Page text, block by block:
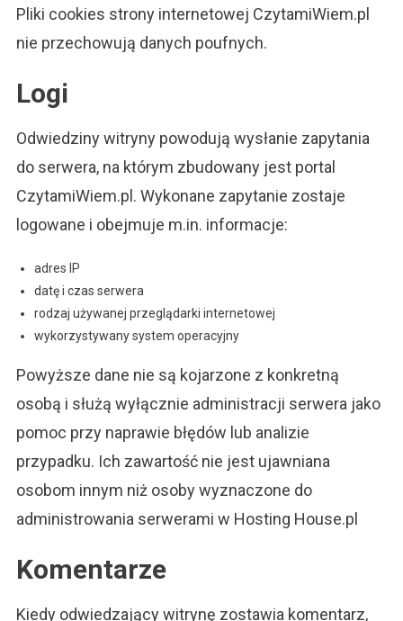
Pliki cookies strony internetowej CzytamiWiem.pl
nie przechowują danych poufnych.
Logi
Odwiedziny witryny powodują wysłanie zapytania
do serwera, na którym zbudowany jest portal
CzytamiWiem.pl. Wykonane zapytanie zostaje
logowane i obejmuje m.in. informacje:
adres IP
datę i czas serwera
rodzaj używanej przeglądarki internetowej
wykorzystywany system operacyjny
Powyższe dane nie są kojarzone z konkretną
osobą i służą wyłącznie administracji serwera jako
pomoc przy naprawie błędów lub analizie
przypadku. Ich zawartość nie jest ujawniana
osobom innym niż osoby wyznaczone do
administrowania serwerami w Hosting House.pl
Komentarze
Kiedy odwiedzający witrynę zostawia komentarz,